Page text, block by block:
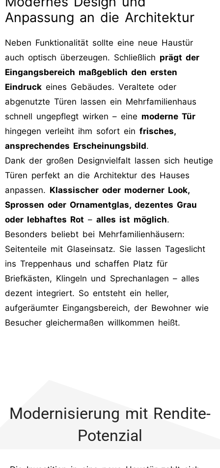
Anpassung an die Architektur
Neben Funktionalität sollte eine neue Haustür
auch optisch überzeugen. Schließlich prägt der
Eingangsbereich maßgeblich den ersten
Eindruck eines Gebäudes. Veraltete oder
abgenutzte Türen lassen ein Mehrfamilienhaus
schnell ungepflegt wirken – eine moderne Tür
hingegen verleiht ihm sofort ein frisches,
ansprechendes Erscheinungsbild.
Dank der großen Designvielfalt lassen sich heutige
Türen perfekt an die Architektur des Hauses
anpassen. Klassischer oder moderner Look,
Sprossen oder Ornamentglas, dezentes Grau
oder lebhaftes Rot – alles ist möglich.
Besonders beliebt bei Mehrfamilienhäusern:
Seitenteile mit Glaseinsatz. Sie lassen Tageslicht
ins Treppenhaus und schaffen Platz für
Briefkästen, Klingeln und Sprechanlagen – alles
dezent integriert. So entsteht ein heller,
aufgeräumter Eingangsbereich, der Bewohner wie
Besucher gleichermaßen willkommen heißt.
Modernisierung mit Rendite-
Potenzial